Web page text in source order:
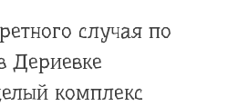
случая по
Дериевке
комплекс